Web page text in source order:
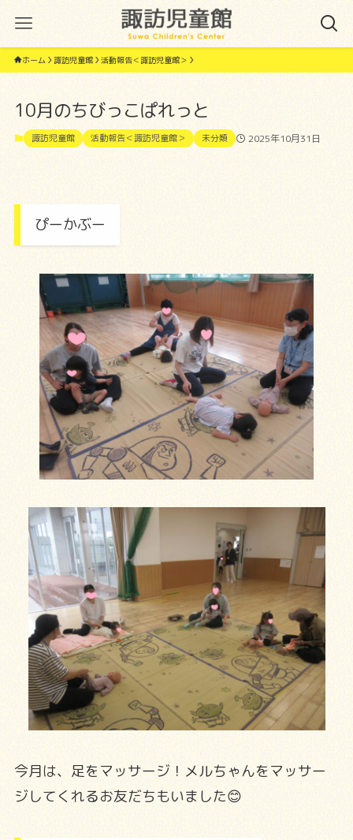
ホーム 諏訪児童館 活動報告＜諏訪児童館＞
10月のちびっこぱれっと
諏訪児童館 活動報告＜諏訪児童館＞ 未分類 2025年10月31日
ぴーかぶー
今月は、足をマッサージ！メルちゃんをマッサー
ジしてくれるお友だちもいました😊